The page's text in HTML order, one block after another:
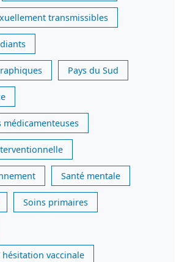
transmissibles
Pays du Sud
médicamenteuses
Santé mentale
Soins primaires
vaccinale